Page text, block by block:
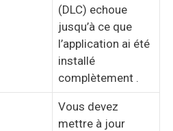
(DLC) echoue
jusqu’à ce que
l’application ai été
installé
complètement .
Vous devez
mettre à jour